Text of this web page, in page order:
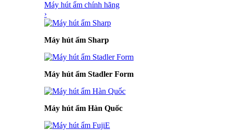
Máy hút ẩm chính hãng
›
Máy hút ẩm Sharp
Máy hút ẩm Stadler Form
Máy hút ẩm Hàn Quốc